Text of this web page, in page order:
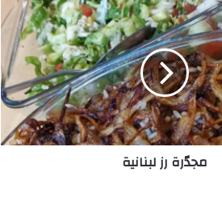
مجدّرة رز لبنانية